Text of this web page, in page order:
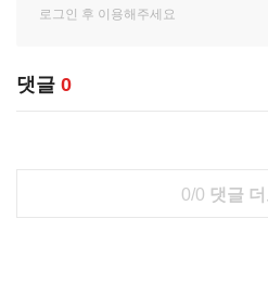
댓글 0
0/0 댓글 더